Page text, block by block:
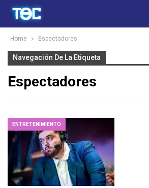
Home Espectadores
Navegación De La Etiqueta
Espectadores
ENTRETENIMIENTO